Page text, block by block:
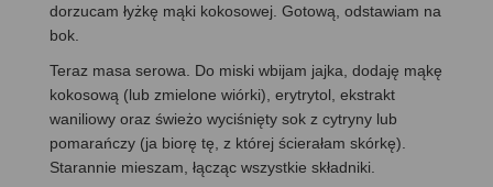
dorzucam łyżkę mąki kokosowej. Gotową, odstawiam na
bok.
Teraz masa serowa. Do miski wbijam jajka, dodaję mąkę
kokosową (lub zmielone wiórki), erytrytol, ekstrakt
waniliowy oraz świeżo wyciśnięty sok z cytryny lub
pomarańczy (ja biorę tę, z której ścierałam skórkę).
Starannie mieszam, łącząc wszystkie składniki.